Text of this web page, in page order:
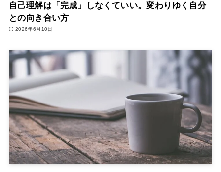
自己理解は「完成」しなくていい。変わりゆく自分
との向き合い方
2026年6月10日